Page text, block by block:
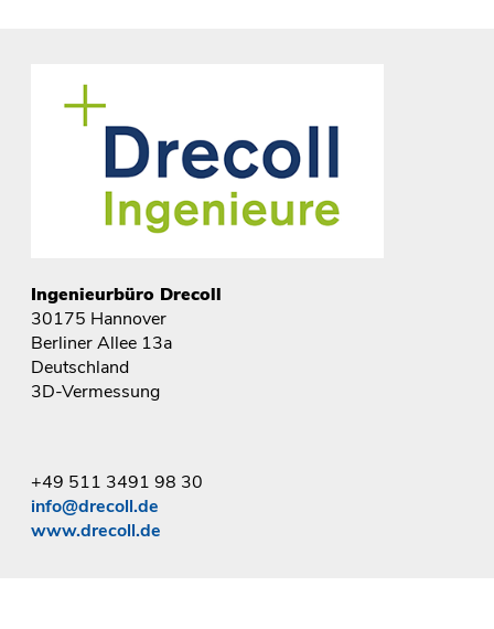
Ingenieurbüro Drecoll
30175 Hannover
Berliner Allee 13a
Deutschland
3D-Vermessung
+49 511 3491 98 30
info@drecoll.de
www.drecoll.de